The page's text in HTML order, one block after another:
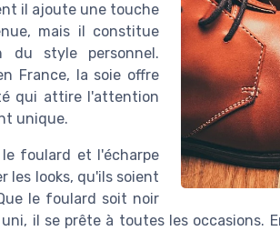
il ajoute une touche
mais il constitue
du style personnel.
France, la soie offre
qui attire l'attention
unique.
foulard et l'écharpe
les looks, qu'ils soient
le foulard soit noir
il se prête à toutes les occasions.